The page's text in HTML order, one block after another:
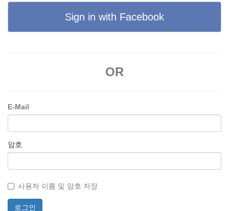
Sign in with Facebook
OR
E-Mail
암호
사용자 이름 및 암호 저장